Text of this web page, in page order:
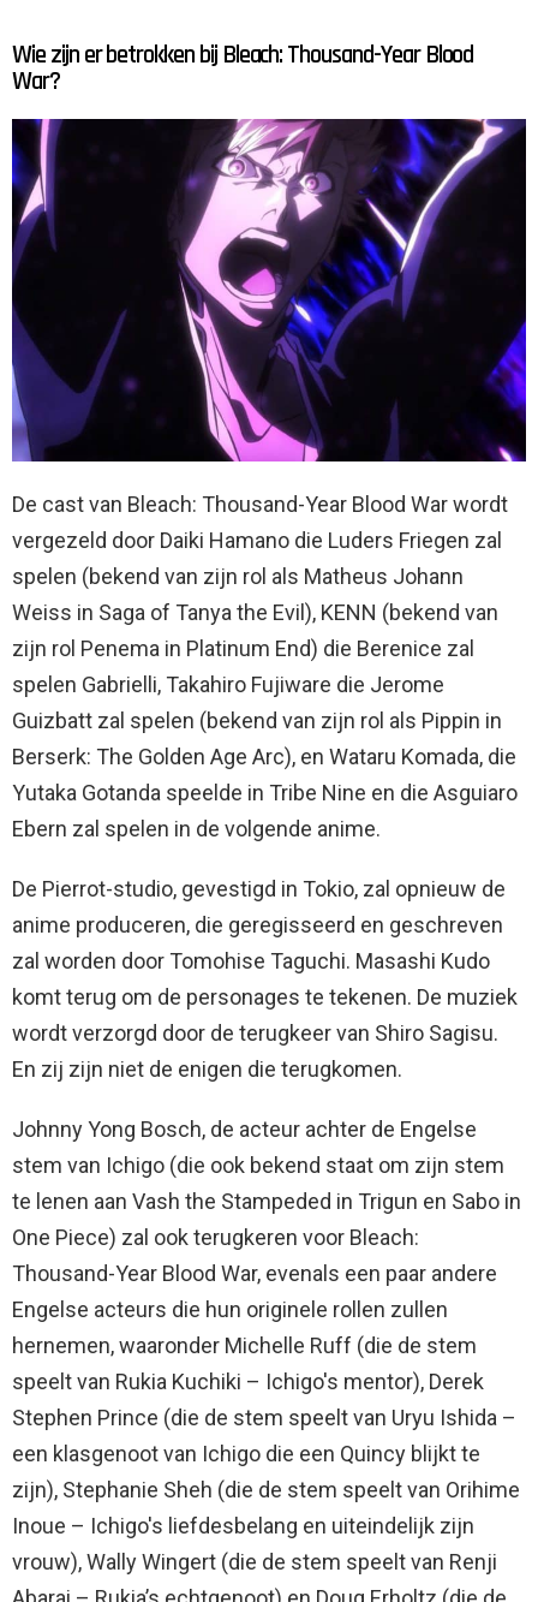
Wie zijn er betrokken bij Bleach: Thousand-Year Blood
War?
De cast van Bleach: Thousand-Year Blood War wordt
vergezeld door Daiki Hamano die Luders Friegen zal
spelen (bekend van zijn rol als Matheus Johann
Weiss in Saga of Tanya the Evil), KENN (bekend van
zijn rol Penema in Platinum End) die Berenice zal
spelen Gabrielli, Takahiro Fujiware die Jerome
Guizbatt zal spelen (bekend van zijn rol als Pippin in
Berserk: The Golden Age Arc), en Wataru Komada, die
Yutaka Gotanda speelde in Tribe Nine en die Asguiaro
Ebern zal spelen in de volgende anime.
De Pierrot-studio, gevestigd in Tokio, zal opnieuw de
anime produceren, die geregisseerd en geschreven
zal worden door Tomohise Taguchi. Masashi Kudo
komt terug om de personages te tekenen. De muziek
wordt verzorgd door de terugkeer van Shiro Sagisu.
En zij zijn niet de enigen die terugkomen.
Johnny Yong Bosch, de acteur achter de Engelse
stem van Ichigo (die ook bekend staat om zijn stem
te lenen aan Vash the Stampeded in Trigun en Sabo in
One Piece) zal ook terugkeren voor Bleach:
Thousand-Year Blood War, evenals een paar andere
Engelse acteurs die hun originele rollen zullen
hernemen, waaronder Michelle Ruff (die de stem
speelt van Rukia Kuchiki – Ichigo's mentor), Derek
Stephen Prince (die de stem speelt van Uryu Ishida –
een klasgenoot van Ichigo die een Quincy blijkt te
zijn), Stephanie Sheh (die de stem speelt van Orihime
Inoue – Ichigo's liefdesbelang en uiteindelijk zijn
vrouw), Wally Wingert (die de stem speelt van Renji